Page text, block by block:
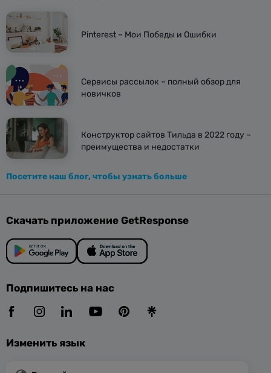
Pinterest – Мои Победы и Ошибки
Сервисы рассылок – полный обзор для
новичков
Конструктор сайтов Тильда в 2022 году –
преимущества и недостатки
Посетите наш блог, чтобы узнать больше
Скачать приложение GetResponse
Подпишитесь на нас
Изменить язык